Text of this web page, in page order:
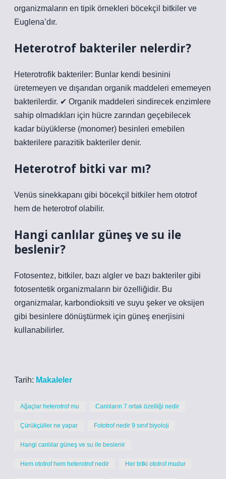
organizmaların en tipik örnekleri böcekçil bitkiler ve
Euglena’dır.
Heterotrof bakteriler nelerdir?
Heterotrofik bakteriler: Bunlar kendi besinini
üretemeyen ve dışarıdan organik maddeleri ememeyen
bakterilerdir. ✔ Organik maddeleri sindirecek enzimlere
sahip olmadıkları için hücre zarından geçebilecek
kadar büyüklerse (monomer) besinleri emebilen
bakterilere parazitik bakteriler denir.
Heterotrof bitki var mı?
Venüs sinekkapanı gibi böcekçil bitkiler hem ototrof
hem de heterotrof olabilir.
Hangi canlılar güneş ve su ile
beslenir?
Fotosentez, bitkiler, bazı algler ve bazı bakteriler gibi
fotosentetik organizmaların bir özelliğidir. Bu
organizmalar, karbondioksiti ve suyu şeker ve oksijen
gibi besinlere dönüştürmek için güneş enerjisini
kullanabilirler.
Tarih: Makaleler
Ağaçlar heterotrof mu Canlıların 7 ortak özelliği nedir
Çürükçüller ne yapar Fototrof nedir 9 sınıf biyoloji
Hangi canlılar güneş ve su ile beslenir
Hem ototrof hem heterotrof nedir Her bitki ototrof mudur